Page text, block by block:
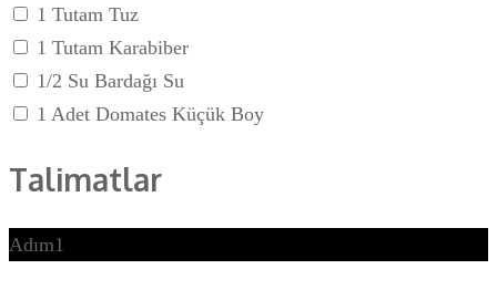
1 Tutam Tuz
1 Tutam Karabiber
1/2 Su Bardağı Su
1 Adet Domates Küçük Boy
Talimatlar
Adım1